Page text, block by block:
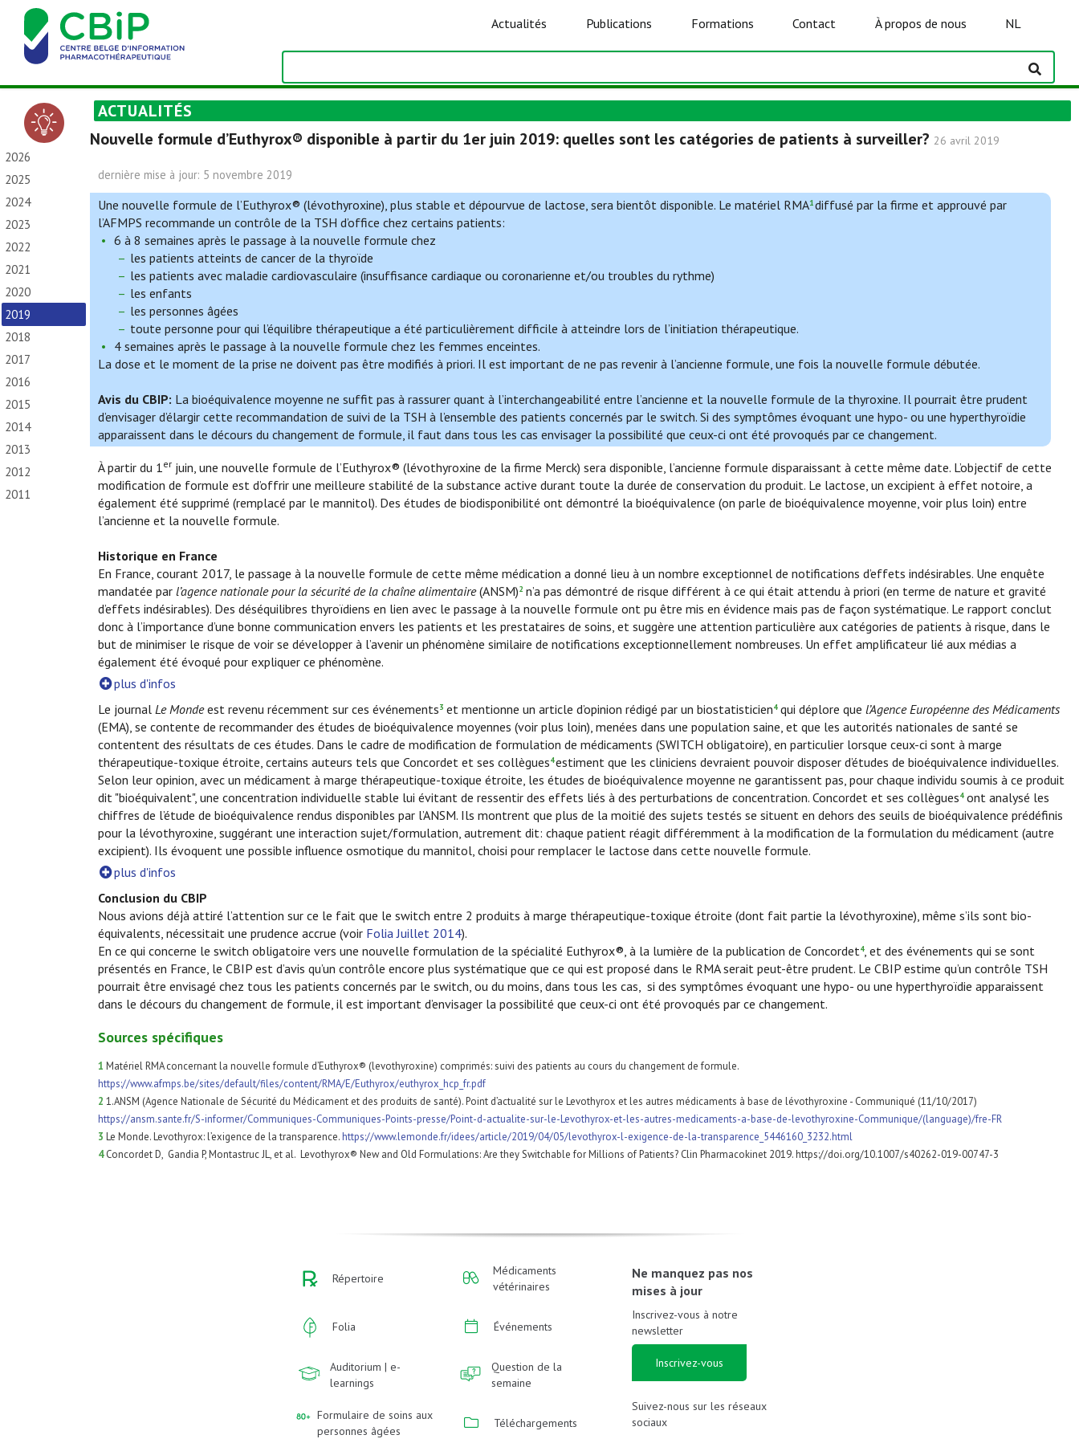
Actualités Publications Formations Contact À propos de nous NL
2026
2025
2024
2023
2022
2021
2020
2019
2018
2017
2016
2015
2014
2013
2012
2011
ACTUALITÉS
Nouvelle formule d’Euthyrox® disponible à partir du 1er juin 2019: quelles sont les catégories de patients à surveiller? 26 avril 2019
dernière mise à jour: 5 novembre 2019
Une nouvelle formule de l’Euthyrox® (lévothyroxine), plus stable et dépourvue de lactose, sera bientôt disponible. Le matériel RMA1diffusé par la firme et approuvé par
l’AFMPS recommande un contrôle de la TSH d’office chez certains patients:
6 à 8 semaines après le passage à la nouvelle formule chez
les patients atteints de cancer de la thyroïde
les patients avec maladie cardiovasculaire (insuffisance cardiaque ou coronarienne et/ou troubles du rythme)
les enfants
les personnes âgées
toute personne pour qui l’équilibre thérapeutique a été particulièrement difficile à atteindre lors de l’initiation thérapeutique.
4 semaines après le passage à la nouvelle formule chez les femmes enceintes.
La dose et le moment de la prise ne doivent pas être modifiés à priori. Il est important de ne pas revenir à l’ancienne formule, une fois la nouvelle formule débutée.
Avis du CBIP: La bioéquivalence moyenne ne suffit pas à rassurer quant à l’interchangeabilité entre l’ancienne et la nouvelle formule de la thyroxine. Il pourrait être prudent
d’envisager d’élargir cette recommandation de suivi de la TSH à l’ensemble des patients concernés par le switch. Si des symptômes évoquant une hypo- ou une hyperthyroïdie
apparaissent dans le décours du changement de formule, il faut dans tous les cas envisager la possibilité que ceux-ci ont été provoqués par ce changement.
À partir du 1er juin, une nouvelle formule de l’Euthyrox® (lévothyroxine de la firme Merck) sera disponible, l’ancienne formule disparaissant à cette même date. L’objectif de cette
modification de formule est d’offrir une meilleure stabilité de la substance active durant toute la durée de conservation du produit. Le lactose, un excipient à effet notoire, a
également été supprimé (remplacé par le mannitol). Des études de biodisponibilité ont démontré la bioéquivalence (on parle de bioéquivalence moyenne, voir plus loin) entre
l’ancienne et la nouvelle formule.
Historique en France
En France, courant 2017, le passage à la nouvelle formule de cette même médication a donné lieu à un nombre exceptionnel de notifications d’effets indésirables. Une enquête
mandatée par l’agence nationale pour la sécurité de la chaîne alimentaire(ANSM)2 n’a pas démontré de risque différent à ce qui était attendu à priori (en terme de nature et gravité
d’effets indésirables). Des déséquilibres thyroïdiens en lien avec le passage à la nouvelle formule ont pu être mis en évidence mais pas de façon systématique. Le rapport conclut
donc à l’importance d’une bonne communication envers les patients et les prestataires de soins, et suggère une attention particulière aux catégories de patients à risque, dans le
but de minimiser le risque de voir se développer à l’avenir un phénomène similaire de notifications exceptionnellement nombreuses. Un effet amplificateur lié aux médias a
également été évoqué pour expliquer ce phénomène.
plus d'infos
Le journal Le Mondeest revenu récemment sur ces événements3 et mentionne un article d’opinion rédigé par un biostatisticien4qui déplore que l’Agence Européenne des Médicaments
(EMA), se contente de recommander des études de bioéquivalence moyennes (voir plus loin), menées dans une population saine, et que les autorités nationales de santé se
contentent des résultats de ces études. Dans le cadre de modification de formulation de médicaments (SWITCH obligatoire), en particulier lorsque ceux-ci sont à marge
thérapeutique-toxique étroite, certains auteurs tels que Concordet et ses collègues4estiment que les cliniciens devraient pouvoir disposer d’études de bioéquivalence individuelles.
Selon leur opinion, avec un médicament à marge thérapeutique-toxique étroite, les études de bioéquivalence moyenne ne garantissent pas, pour chaque individu soumis à ce produit
dit "bioéquivalent", une concentration individuelle stable lui évitant de ressentir des effets liés à des perturbations de concentration. Concordet et ses collègues4ont analysé les
chiffres de l’étude de bioéquivalence rendus disponibles par l’ANSM. Ils montrent que plus de la moitié des sujets testés se situent en dehors des seuils de bioéquivalence prédéfinis
pour la lévothyroxine, suggérant une interaction sujet/formulation, autrement dit: chaque patient réagit différemment à la modification de la formulation du médicament (autre
excipient). Ils évoquent une possible influence osmotique du mannitol, choisi pour remplacer le lactose dans cette nouvelle formule.
plus d'infos
Conclusion du CBIP
Nous avions déjà attiré l’attention sur ce le fait que le switch entre 2 produits à marge thérapeutique-toxique étroite (dont fait partie la lévothyroxine), même s’ils sont bio-
équivalents, nécessitait une prudence accrue (voir Folia Juillet 2014).
En ce qui concerne le switch obligatoire vers une nouvelle formulation de la spécialité Euthyrox®, à la lumière de la publication de Concordet4, et des événements qui se sont
présentés en France, le CBIP est d’avis qu’un contrôle encore plus systématique que ce qui est proposé dans le RMA serait peut-être prudent. Le CBIP estime qu’un contrôle TSH
pourrait être envisagé chez tous les patients concernés par le switch, ou du moins, dans tous les cas, si des symptômes évoquant une hypo- ou une hyperthyroïdie apparaissent
dans le décours du changement de formule, il est important d’envisager la possibilité que ceux-ci ont été provoqués par ce changement.
Sources spécifiques
1 Matériel RMA concernant la nouvelle formule d’Euthyrox® (levothyroxine) comprimés: suivi des patients au cours du changement de formule.
https://www.afmps.be/sites/default/files/content/RMA/E/Euthyrox/euthyrox_hcp_fr.pdf​
2 1.ANSM (Agence Nationale de Sécurité du Médicament et des produits de santé). Point d’actualité sur le Levothyrox et les autres médicaments à base de lévothyroxine - Communiqué (11/10/2017)
https://ansm.sante.fr/S-informer/Communiques-Communiques-Points-presse/Point-d-actualite-sur-le-Levothyrox-et-les-autres-medicaments-a-base-de-levothyroxine-Communique/(language)/fre-FR
3 Le Monde. Levothyrox: l’exigence de la transparence.https://www.lemonde.fr/idees/article/2019/04/05/levothyrox-l-exigence-de-la-transparence_5446160_3232.html
4Concordet D, Gandia P, Montastruc JL, et al. Levothyrox® New and Old Formulations: Are they Switchable for Millions of Patients? Clin Pharmacokinet 2019. https://doi.org/10.1007/s40262-019-00747-3
Répertoire
Folia
Auditorium | e-
learnings
Formulaire de soins aux
personnes âgées
Médicaments
vétérinaires
Événements
Question de la
semaine
Téléchargements
Ne manquez pas nos
mises à jour
Inscrivez-vous à notre
newsletter
Inscrivez-vous
Suivez-nous sur les réseaux
sociaux